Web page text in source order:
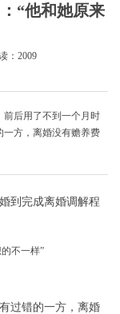
“他和她原来
：2009
前后用了不到一个月时
一方，离婚没有赡养费
到完成离婚调解程
过错的一方，离婚